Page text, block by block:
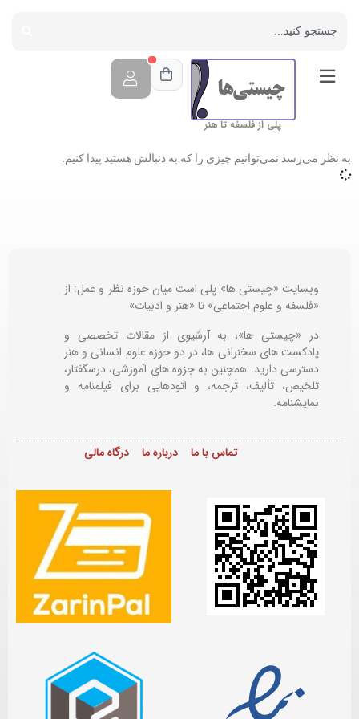
پلی از فلسفه تا هنر
به نظر می‌رسد نمی‌توانیم چیزی را که به دنبالش هستید پیدا کنیم.
وبسایت «چیستی ها» پلی است میان حوزه نظر و عمل: از
«فلسفه و علوم اجتماعی» تا «هنر و ادبیات»
در «چیستی ها»، به آرشیوی از مقالات تخصصی و
پادکست های سخنرانی ها، در دو حوزه علوم انسانی و هنر
دسترسی دارید. همچنین به جزوه های آموزشی، درسگفتار،
تلخیص، تألیف، ترجمه، و اتودهایی برایفیلمنامه و
نمایشنامه.
تماس با ما درباره ما درگاه مالی